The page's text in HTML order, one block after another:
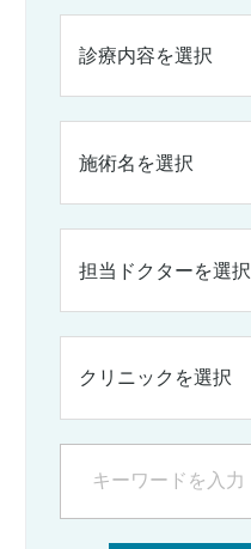
診療内容を選択
施術名を選択
担当ドクターを選択
クリニックを選択